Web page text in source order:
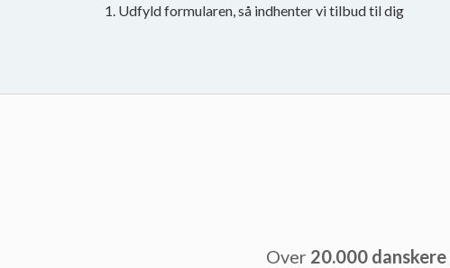
1. Udfyld formularen, så indhenter vi tilbud til dig
Over 20.000 danskere